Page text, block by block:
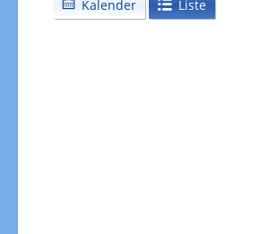
Kalender Liste